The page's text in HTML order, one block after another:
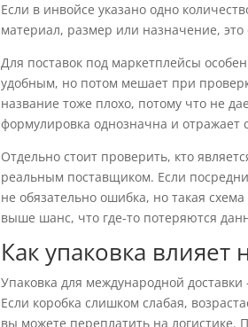
Если в инвойсе указано одно
материал, размер или назначение,
Для поставок под маркетплейсы
удобным, но потом мешает при
название тоже плохо, потому что не
формулировка однозначна и отражает
Отдельно стоит проверить, кто
реальным поставщиком. Если
не обязательно ошибка, но такая
выше шанс, что где-то потеряются
Как упаковка
Упаковка для международной
Если коробка слишком слабая,
вы можете переплатить на логистике.